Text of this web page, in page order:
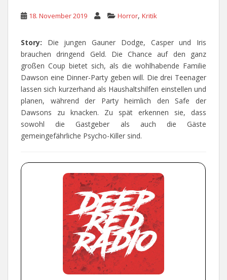
18. November 2019 Horror, Kritik
Story: Die jungen Gauner Dodge, Casper und Iris
brauchen dringend Geld. Die Chance auf den ganz
großen Coup bietet sich, als die wohlhabende Familie
Dawson eine Dinner-Party geben will. Die drei Teenager
lassen sich kurzerhand als Haushaltshilfen einstellen und
planen, während der Party heimlich den Safe der
Dawsons zu knacken. Zu spät erkennen sie, dass
sowohl die Gastgeber als auch die Gäste
gemeingefährliche Psycho-Killer sind.